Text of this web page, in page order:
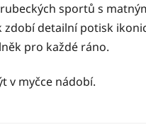
sportů s
zdobí detailní potisk
pro každé ráno.
v myčce nádobí.